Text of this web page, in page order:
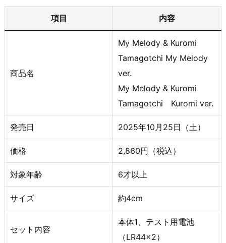
項目 内容
商品名
My Melody & Kuromi
Tamagotchi My Melody
ver.
My Melody & Kuromi
Tamagotchi Kuromi ver.
発売日 2025年10月25日（土）
価格 2,860円（税込）
対象年齢 6才以上
サイズ 約4cm
セット内容
本体1、テスト用電池
（LR44×2）